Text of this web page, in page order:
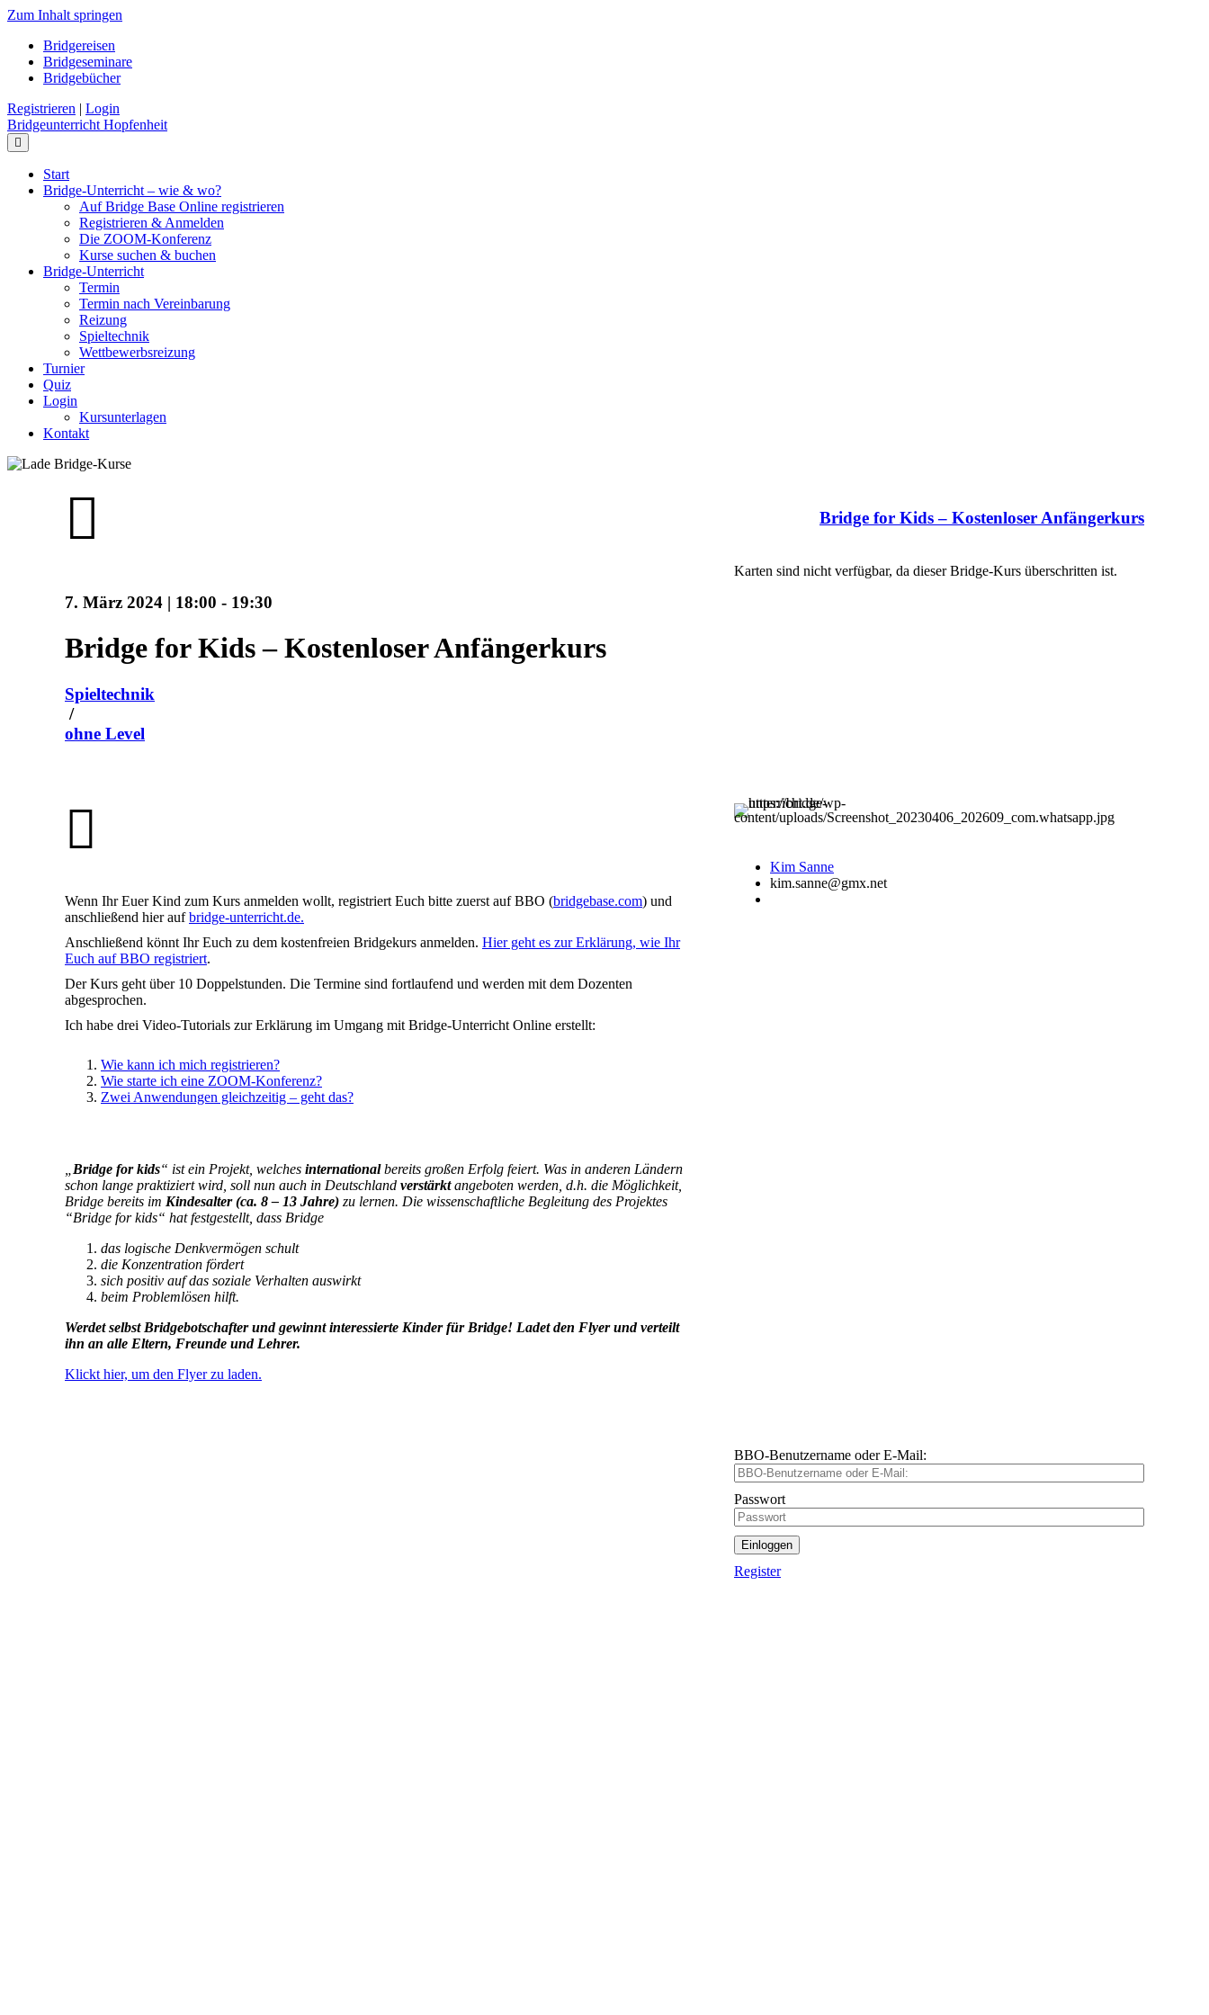
Zum Inhalt springen
Bridgereisen
Bridgeseminare
Bridgebücher
Registrieren | Login
Bridgeunterricht Hopfenheit
Start
Bridge-Unterricht – wie & wo?
Auf Bridge Base Online registrieren
Registrieren & Anmelden
Die ZOOM-Konferenz
Kurse suchen & buchen
Bridge-Unterricht
Termin
Termin nach Vereinbarung
Reizung
Spieltechnik
Wettbewerbsreizung
Turnier
Quiz
Login
Kursunterlagen
Kontakt
7. März 2024 | 18:00 - 19:30
Bridge for Kids – Kostenloser Anfängerkurs
Spieltechnik
/
ohne Level
Bridge for Kids – Kostenloser Anfängerkurs
Karten sind nicht verfügbar, da dieser Bridge-Kurs überschritten ist.
Wenn Ihr Euer Kind zum Kurs anmelden wollt, registriert Euch bitte zuerst auf BBO (bridgebase.com) und
anschließend hier aufbridge-unterricht.de.
Anschließend könnt Ihr Euch zu dem kostenfreien Bridgekurs anmelden. Hier geht es zur Erklärung, wie Ihr
Euch auf BBO registriert.
Der Kurs geht über 10 Doppelstunden. Die Termine sind fortlaufend und werden mit dem Dozenten
abgesprochen.
Ich habe drei Video-Tutorials zur Erklärung im Umgang mit Bridge-Unterricht Online erstellt:
Wie kann ich mich registrieren?
Wie starte ich eine ZOOM-Konferenz?
Zwei Anwendungen gleichzeitig – geht das?
Bridge for kids“ ist ein Projekt, welches internationalbereits großen Erfolg feiert. Was in anderen Ländern
schon lange praktiziert wird, soll nun auch in Deutschland verstärktangeboten werden, d.h. die Möglich­keit,
Bridge bereits im Kindesalter (ca. 8 – 13 Jahre) zu lernen. Die wissenschaftliche Begleitung des Projektes
“Bridge for kids“ hat festgestellt, dass Bridge
das logische Denkvermögen schult
die Konzentration fördert
sich positiv auf das soziale Verhalten auswirkt
beim Problemlösen hilft.
Werdet selbst Bridgebotschafter und gewinnt interessierte Kinder für Bridge! Ladet den Flyer und verteilt
ihn an alle Eltern, Freunde und Lehrer.
Klickt hier, um den Flyer zu laden.
Kim Sanne
kim.sanne@gmx.net
BBO-Benutzername oder E-Mail:
Passwort
Einloggen
Register